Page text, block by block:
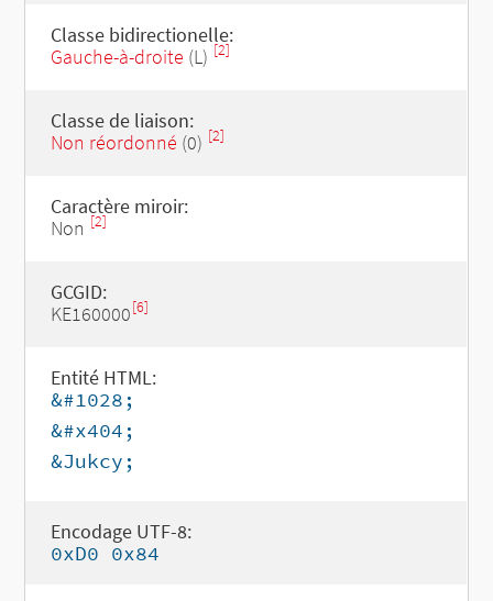
Classe bidirectionelle:
Gauche-à-droite (L) [2]
Classe de liaison:
Non réordonné (0) [2]
Caractère miroir:
Non [2]
GCGID:
KE160000[6]
Entité HTML:
&#1028;
&#x404;
&Jukcy;
Encodage UTF-8:
0xD0 0x84